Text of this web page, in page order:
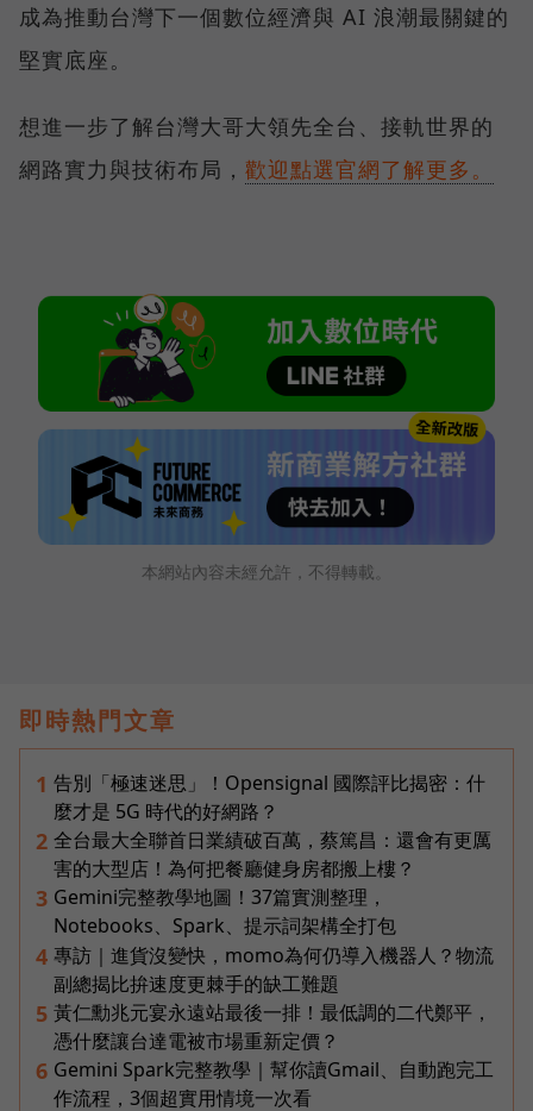
成為推動台灣下一個數位經濟與 AI 浪潮最關鍵的
堅實底座。
想進一步了解台灣大哥大領先全台、接軌世界的
網路實力與技術布局， 歡迎點選官網了解更多。
本網站內容未經允許，不得轉載。
即時熱門文章
1 告別「極速迷思」！Opensignal 國際評比揭密：什
麼才是 5G 時代的好網路？
2 全台最大全聯首日業績破百萬，蔡篤昌：還會有更厲
害的大型店！為何把餐廳健身房都搬上樓？
3 Gemini完整教學地圖！37篇實測整理，
Notebooks、Spark、提示詞架構全打包
4 專訪｜進貨沒變快，momo為何仍導入機器人？物流
副總揭比拚速度更棘手的缺工難題
5 黃仁勳兆元宴永遠站最後一排！最低調的二代鄭平，
憑什麼讓台達電被市場重新定價？
6 Gemini Spark完整教學｜幫你讀Gmail、自動跑完工
作流程，3個超實用情境一次看